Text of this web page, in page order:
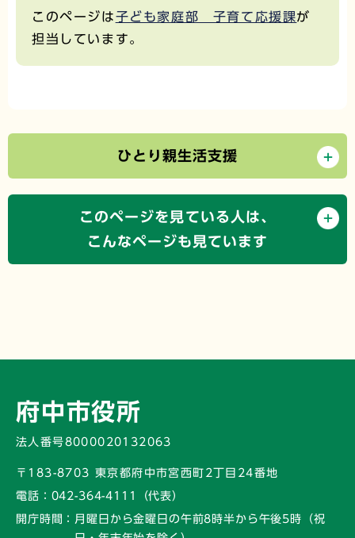
このページは子ども家庭部 子育て応援課が
担当しています。
ひとり親生活支援
このページを見ている人は、
こんなページも見ています
府中市役所
法人番号8000020132063
〒183-8703 東京都府中市宮西町2丁目24番地
電話： 042-364-4111（代表）
開庁時間： 月曜日から金曜日の午前8時半から午後5時 （祝